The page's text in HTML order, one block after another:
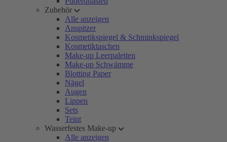
Zubehör
Alle anzeigen
Anspitzer
Kosmetikspiegel & Schminkspiegel
Kosmetiktaschen
Make-up Leerpaletten
Make-up Schwämme
Blotting Paper
Nägel
Augen
Lippen
Sets
Teint
Wasserfestes Make-up
Alle anzeigen